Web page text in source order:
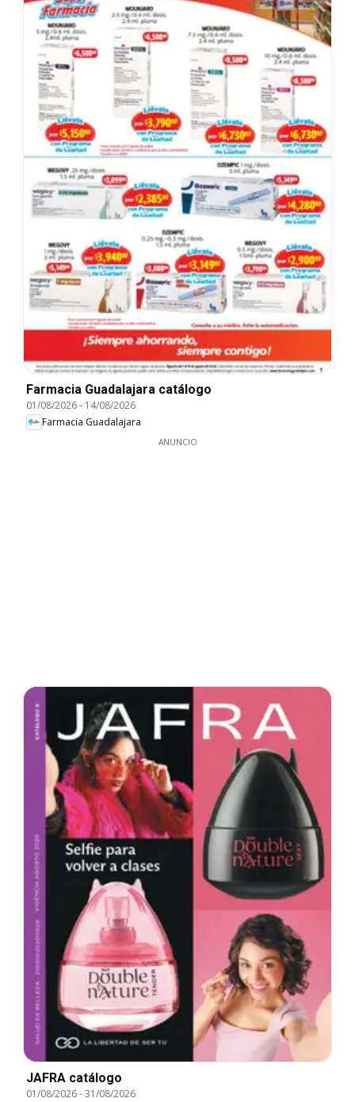
Farmacia Guadalajara catálogo
01/08/2026- 14/08/2026
Farmacia Guadalajara
ANUNCIO
JAFRA catálogo
01/08/2026-31/08/2026